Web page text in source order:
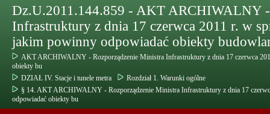
Dz.U.2011.144.859 - AKT ARCHIWALNY
Infrastruktury z dnia 17 czerwca 2011 r. w
jakim powinny odpowiadać obiekty
AKT ARCHIWALNY - Rozporządzenie Ministra Infrastruktury z dnia 17 czerwca
obiekty bu
DZIAŁ IV. Stacje i tunele metra
Rozdział 1. Warunki ogólne
§ 14. AKT ARCHIWALNY - Rozporządzenie Ministra Infrastruktury z dnia 17
odpowiadać obiekty bu